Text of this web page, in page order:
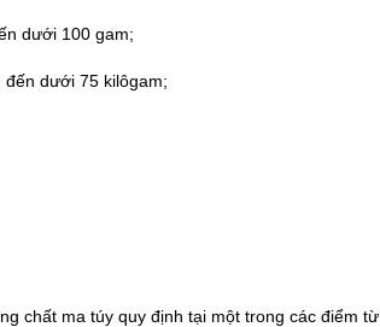
dưới 100 gam;
dưới 75 kilôgam;
chất ma túy quy định tại một trong các điểm từ